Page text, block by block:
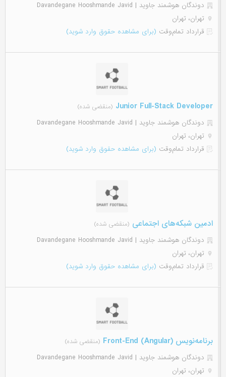
دوندگان هوشمند جاوید | Davandegane Hooshmande Javid
تهران، تهران
قرارداد تمام‌وقت (برای مشاهده حقوق وارد شوید)
Junior Full-Stack Developer (منقضی شده)
دوندگان هوشمند جاوید | Davandegane Hooshmande Javid
تهران، تهران
قرارداد تمام‌وقت (برای مشاهده حقوق وارد شوید)
ادمین شبکه‌های اجتماعی (منقضی شده)
دوندگان هوشمند جاوید | Davandegane Hooshmande Javid
تهران، تهران
قرارداد تمام‌وقت (برای مشاهده حقوق وارد شوید)
برنامه‌نویس (Front-End (Angular (منقضی شده)
دوندگان هوشمند جاوید | Davandegane Hooshmande Javid
تهران، تهران